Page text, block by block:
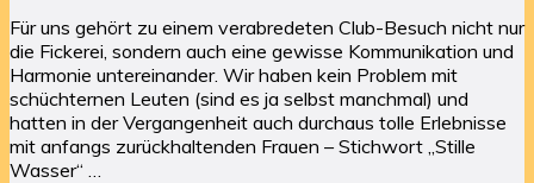
Für uns gehört zu einem verabredeten Club-Besuch nicht nur
die Fickerei, sondern auch eine gewisse Kommunikation und
Harmonie untereinander. Wir haben kein Problem mit
schüchternen Leuten (sind es ja selbst manchmal) und
hatten in der Vergangenheit auch durchaus tolle Erlebnisse
mit anfangs zurückhaltenden Frauen – Stichwort „Stille
Wasser“ …